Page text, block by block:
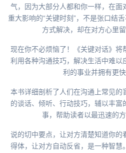
气，因为大部分人都和你一样，在面
重大影响的“关键时刻”，不是张口结
方式解决，却在对方心里
现在你不必烦恼了！《关键对话》将
利用各种沟通技巧，解决生活中难以
利的事业并拥有更快
本书详细剖析了人们在沟通上常见的
的谈话、倾听、行动技巧，辅以丰
事，帮助读者以最迅速的
说的切中要点，让对方清楚知道你的
得体，让对方自动反省，是一种智慧